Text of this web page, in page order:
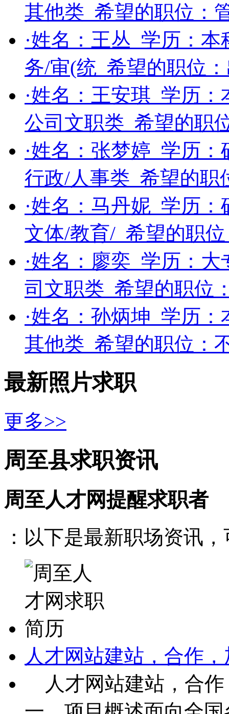
其他类 希望的职位：
·姓名： 王丛 学历： 本
务/审(统 希望的职位：
·姓名： 王安琪 学历：
公司文职类 希望的职
·姓名： 张梦婷 学历：
行政/人事类 希望的职
·姓名： 马丹妮 学历：
文体/教育/ 希望的职
·姓名： 廖奕 学历： 大
司文职类 希望的职位
·姓名： 孙炳坤 学历：
其他类 希望的职位：
最新照片求职
更多>>
周至县求职资讯
周至人才网提醒求职者
：以下是最新职场资讯
人才网站建站，合作
人才网站建站，合作